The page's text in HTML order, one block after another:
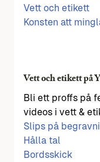
Vett och etikett
Konsten att
Vett och etikett på
Bli ett proffs på
videos i vett &
Slips på
Hålla tal
Bordsskick